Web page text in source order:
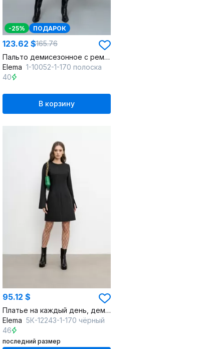
-25% ПОДАРОК
123.62 $165.76
Пальто демисезонное с ремнем и двубортной застежкой
Elema 1-10052-1-170 полоска
40
В корзину
95.12 $
Платье на каждый день, демисезонное, текстильное, черное
Elema 5К-12243-1-170 чёрный
46
последний размер